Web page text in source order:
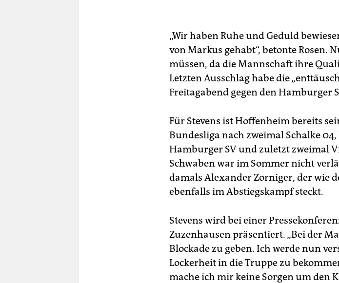
„Wir haben Ruhe und Geduld
von Markus gehabt“, betonte Rosen.
müssen, da die Mannschaft ihre
Letzten Ausschlag habe die
Freitagabend gegen den Hamburger
Für Stevens ist Hoffenheim bereits
Bundesliga nach zweimal Schalke 04,
Hamburger SV und zuletzt zweimal
Schwaben war im Sommer nicht
damals Alexander Zorniger, der wie
ebenfalls im Abstiegskampf steckt.
Stevens wird bei einer
Zuzenhausen präsentiert. „Bei der
Blockade zu geben. Ich werde nun
Lockerheit in die Truppe zu
mache ich mir keine Sorgen um den